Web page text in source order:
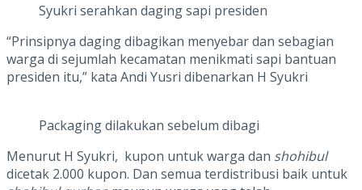
Syukri serahkan daging sapi presiden
“Prinsipnya daging dibagikan menyebar dan sebagian
warga di sejumlah kecamatan menikmati sapi bantuan
presiden itu,” kata Andi Yusri dibenarkan H Syukri
Packaging dilakukan sebelum dibagi
Menurut H Syukri, kupon untuk warga dan shohibul
dicetak 2.000 kupon. Dan semua terdistribusi baik untuk